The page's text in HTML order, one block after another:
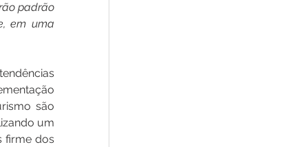
padrão
em uma
são
um
firme dos